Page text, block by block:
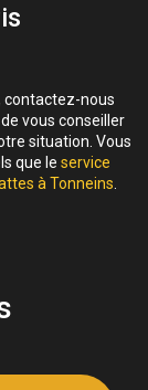
contactez-nous
vous conseiller
situation. Vous
que le service
à Tonneins